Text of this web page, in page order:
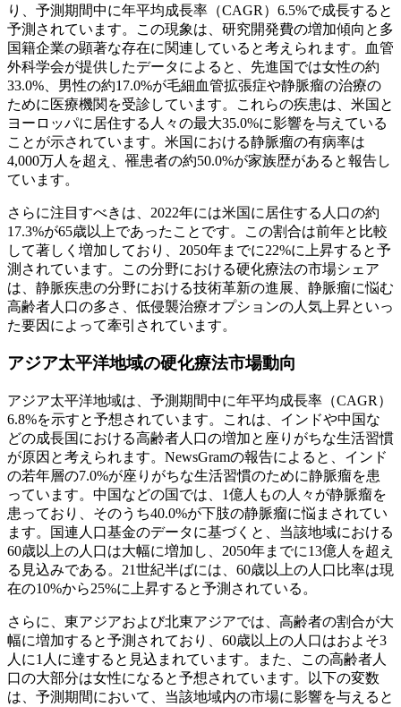
り、予測期間中に年平均成長率（CAGR）6.5%で成長すると
予測されています。この現象は、研究開発費の増加傾向と多
国籍企業の顕著な存在に関連していると考えられます。血管
外科学会が提供したデータによると、先進国では女性の約
33.0%、男性の約17.0%が毛細血管拡張症や静脈瘤の治療の
ために医療機関を受診しています。これらの疾患は、米国と
ヨーロッパに居住する人々の最大35.0%に影響を与えている
ことが示されています。米国における静脈瘤の有病率は
4,000万人を超え、罹患者の約50.0%が家族歴があると報告し
ています。
さらに注目すべきは、2022年には米国に居住する人口の約
17.3%が65歳以上であったことです。この割合は前年と比較
して著しく増加しており、2050年までに22%に上昇すると予
測されています。この分野における硬化療法の市場シェア
は、静脈疾患の分野における技術革新の進展、静脈瘤に悩む
高齢者人口の多さ、低侵襲治療オプションの人気上昇といっ
た要因によって牽引されています。
アジア太平洋地域の硬化療法市場動向
アジア太平洋地域は、予測期間中に年平均成長率（CAGR）
6.8%を示すと予想されています。これは、インドや中国な
どの成長国における高齢者人口の増加と座りがちな生活習慣
が原因と考えられます。NewsGramの報告によると、インド
の若年層の7.0%が座りがちな生活習慣のために静脈瘤を患
っています。中国などの国では、1億人もの人々が静脈瘤を
患っており、そのうち40.0%が下肢の静脈瘤に悩まされてい
ます。国連人口基金のデータに基づくと、当該地域における
60歳以上の人口は大幅に増加し、2050年までに13億人を超え
る見込みである。21世紀半ばには、60歳以上の人口比率は現
在の10%から25%に上昇すると予測されている。
さらに、東アジアおよび北東アジアでは、高齢者の割合が大
幅に増加すると予測されており、60歳以上の人口はおよそ3
人に1人に達すると見込まれています。また、この高齢者人
口の大部分は女性になると予想されています。以下の変数
は、予測期間において、当該地域内の市場に影響を与えると